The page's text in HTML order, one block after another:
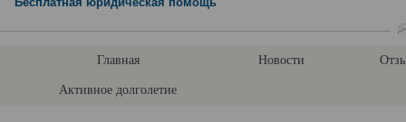
Главная Новости
Активное долголетие